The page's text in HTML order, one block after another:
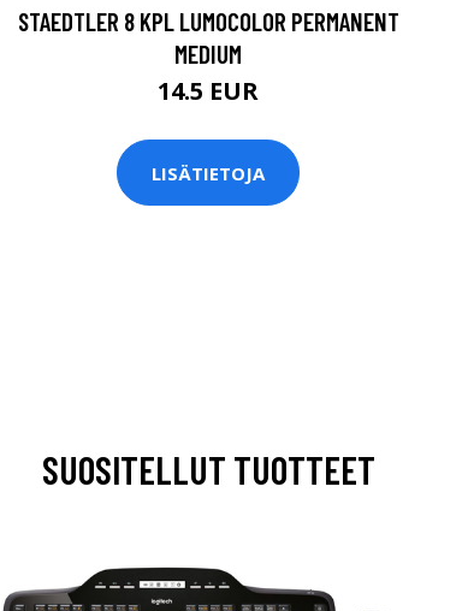
STAEDTLER 8 KPL LUMOCOLOR PERMANENT
MEDIUM
14.5 EUR
LISÄTIETOJA
SUOSITELLUT TUOTTEET